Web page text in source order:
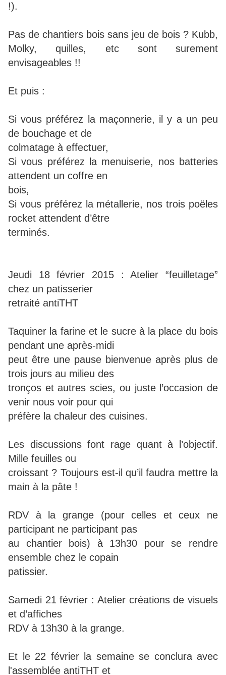
!).
Pas de chantiers bois sans jeu de bois ? Kubb,
Molky, quilles, etc sont surement
envisageables !!
Et puis :
Si vous préférez la maçonnerie, il y a un peu
de bouchage et de
colmatage à effectuer,
Si vous préférez la menuiserie, nos batteries
attendent un coffre en
bois,
Si vous préférez la métallerie, nos trois poëles
rocket attendent d’être
terminés.
Jeudi 18 février 2015 : Atelier “feuilletage”
chez un patisserier
retraité antiTHT
Taquiner la farine et le sucre à la place du bois
pendant une après-midi
peut être une pause bienvenue après plus de
trois jours au milieu des
tronços et autres scies, ou juste l’occasion de
venir nous voir pour qui
préfère la chaleur des cuisines.
Les discussions font rage quant à l’objectif.
Mille feuilles ou
croissant ? Toujours est-il qu’il faudra mettre la
main à la pâte !
RDV à la grange (pour celles et ceux ne
participant ne participant pas
au chantier bois) à 13h30 pour se rendre
ensemble chez le copain
patissier.
Samedi 21 février : Atelier créations de visuels
et d’affiches
RDV à 13h30 à la grange.
Et le 22 février la semaine se conclura avec
l'assemblée antiTHT et